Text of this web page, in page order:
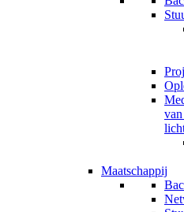
Maatschappij